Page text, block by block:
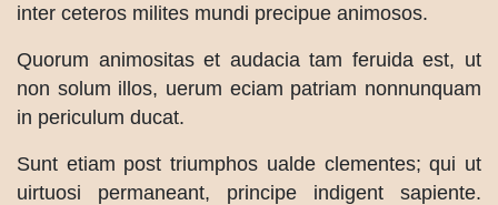
inter ceteros milites mundi precipue animosos.
Quorum animositas et audacia tam feruida est, ut
non solum illos, uerum eciam patriam nonnunquam
in periculum ducat.
Sunt etiam post triumphos ualde clementes; qui ut
uirtuosi permaneant, principe indigent sapiente.